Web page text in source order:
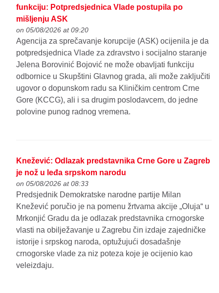
funkciju: Potpredsjednica Vlade postupila po
mišljenju ASK
on 05/08/2026 at 09:20
Agencija za sprečavanje korupcije (ASK) ocijenila je da
potpredsjednica Vlade za zdravstvo i socijalno staranje
Jelena Borovinić Bojović ne može obavljati funkciju
odbornice u Skupštini Glavnog grada, ali može zaključiti
ugovor o dopunskom radu sa Kliničkim centrom Crne
Gore (KCCG), ali i sa drugim poslodavcem, do jedne
polovine punog radnog vremena.
Knežević: Odlazak predstavnika Crne Gore u Zagreb
je nož u leđa srpskom narodu
on 05/08/2026 at 08:33
Predsjednik Demokratske narodne partije Milan
Knežević poručio je na pomenu žrtvama akcije „Oluja“ u
Mrkonjić Gradu da je odlazak predstavnika crnogorske
vlasti na obilježavanje u Zagrebu čin izdaje zajedničke
istorije i srpskog naroda, optužujući dosadašnje
crnogorske vlade za niz poteza koje je ocijenio kao
veleizdaju.